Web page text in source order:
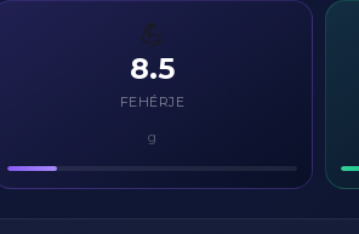
💪
8.5
FEHÉRJE
g